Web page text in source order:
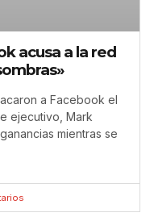
acusa a la red
a Facebook el
ejecutivo, Mark
mientras se